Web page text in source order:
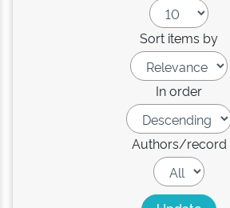
Sort items by
In order
Authors/record